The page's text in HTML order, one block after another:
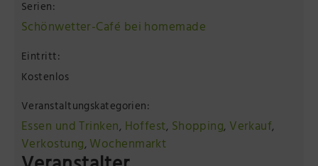
Serien:
Schönwetter-Café bei homemade
Eintritt:
Kostenlos
Veranstaltungskategorien:
Essen und Trinken, Hoffest, Shopping, Verkauf,
Verkostung, Wochenmarkt